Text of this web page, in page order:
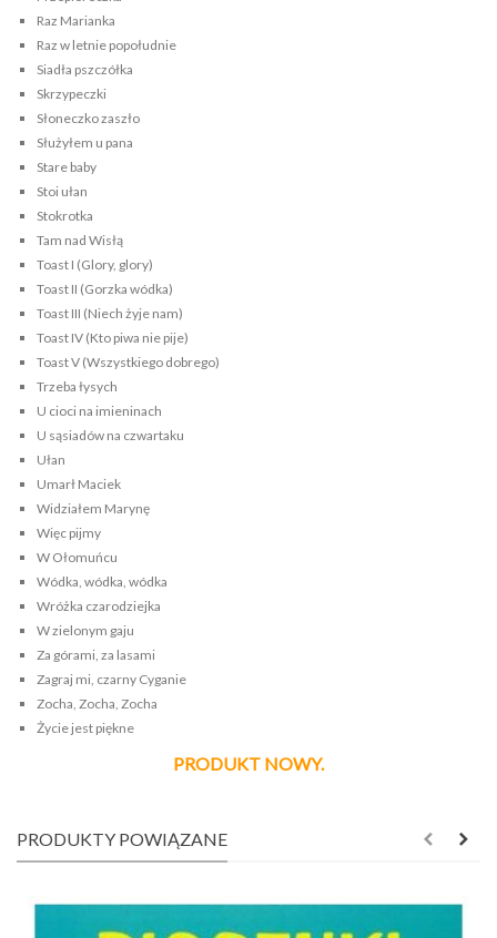
Raz Marianka
Raz w letnie popołudnie
Siadła pszczółka
Skrzypeczki
Słoneczko zaszło
Służyłem u pana
Stare baby
Stoi ułan
Stokrotka
Tam nad Wisłą
Toast I (Glory, glory)
Toast II (Gorzka wódka)
Toast III (Niech żyje nam)
Toast IV (Kto piwa nie pije)
Toast V (Wszystkiego dobrego)
Trzeba łysych
U cioci na imieninach
U sąsiadów na czwartaku
Ułan
Umarł Maciek
Widziałem Marynę
Więc pijmy
W Ołomuńcu
Wódka, wódka, wódka
Wróżka czarodziejka
W zielonym gaju
Za górami, za lasami
Zagraj mi, czarny Cyganie
Zocha, Zocha, Zocha
Życie jest piękne
PRODUKT NOWY.
PRODUKTY POWIĄZANE